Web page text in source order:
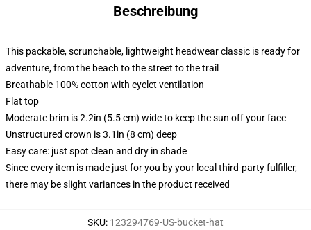
Beschreibung
This packable, scrunchable, lightweight headwear classic is ready for
adventure, from the beach to the street to the trail
Breathable 100% cotton with eyelet ventilation
Flat top
Moderate brim is 2.2in (5.5 cm) wide to keep the sun off your face
Unstructured crown is 3.1in (8 cm) deep
Easy care: just spot clean and dry in shade
Since every item is made just for you by your local third-party fulfiller,
there may be slight variances in the product received
SKU: 123294769-US-bucket-hat